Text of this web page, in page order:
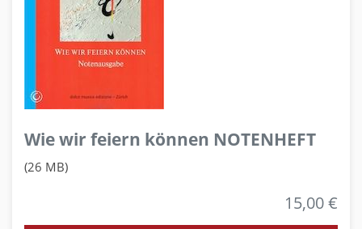
Wie wir feiern können NOTENHEFT
(26 MB)
15,00 €